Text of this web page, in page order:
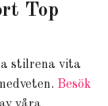
Top
stilrena vita
Besök